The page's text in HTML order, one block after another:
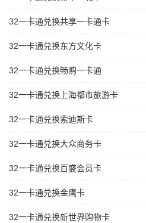
32一卡通兑换共享一卡通卡
32一卡通兑换东方文化卡
32一卡通兑换畅购一卡通
32一卡通兑换上海都市旅游卡
32一卡通兑换索迪斯卡
32一卡通兑换大众商务卡
32一卡通兑换百盛会员卡
32一卡通兑换金鹰卡
32一卡通兑换新世界购物卡